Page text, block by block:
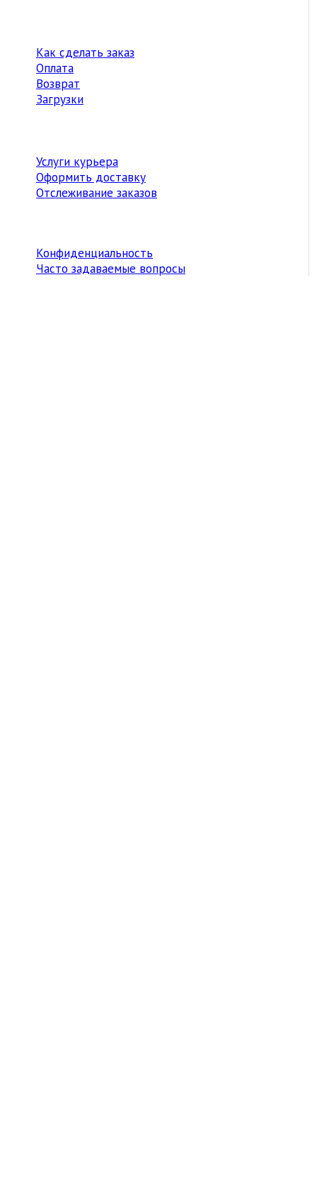
Как сделать заказ
Оплата
Возврат
Загрузки
Услуги курьера
Оформить доставку
Отслеживание заказов
Конфиденциальность
Часто задаваемые вопросы